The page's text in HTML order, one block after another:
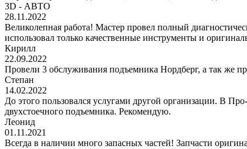
3D - АВТО
28.11.2022
Великолепная работа! Мастер провел полный
использовал только качественные инструменты и
Кирилл
22.09.2022
Провели 3 обслуживания подъемника Нордберг, а так же
Степан
14.02.2022
До этого пользовался услугами другой организации. В
двухстоечного подъемника. Рекомендую.
Леонид
01.11.2021
Всегда в наличии много запасных частей! Запчасти